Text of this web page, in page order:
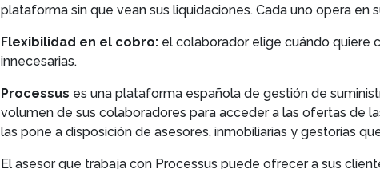
plataforma sin que vean sus liquidaciones. Cada uno opera en
Flexibilidad en el cobro:el colaborador elige cuándo quiere
innecesarias.
Processus es una plataforma española de gestión de
volumen de sus colaboradores para acceder a las ofertas de
las pone a disposición de asesores, inmobiliarias y gestorías
El asesor que trabaja con Processus puede ofrecer a sus